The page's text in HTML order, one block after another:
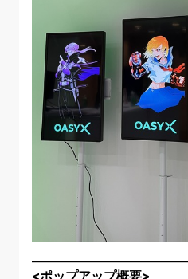
<ポップアップ概要>